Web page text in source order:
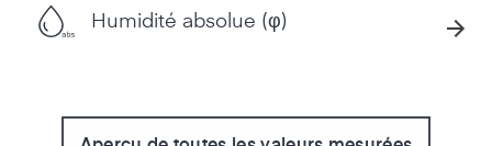
Humidité absolue (φ)